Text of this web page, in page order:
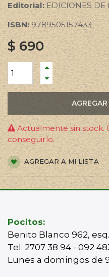
Editorial: EDICIONES DE
ISBN: 9789505157433
$690
Actualmente sin stock.
conseguirlo.
AGREGAR A MI LISTA
Pocitos:
Benito Blanco 962, esq.
Tel: 2707 38 94 - 092
Lunes a domingos de